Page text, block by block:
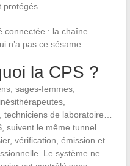
protégés
connectée : la chaîne
n’a pas ce sésame.
la CPS ?
sages-femmes,
de laboratoire…
suivent le même tunnel
vérification, émission et
Le système ne